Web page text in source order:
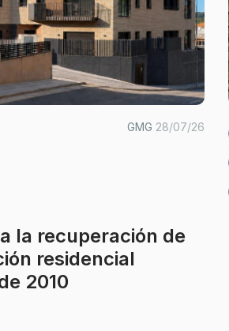
GMG 28/07/26
la recuperación de
residencial
2010